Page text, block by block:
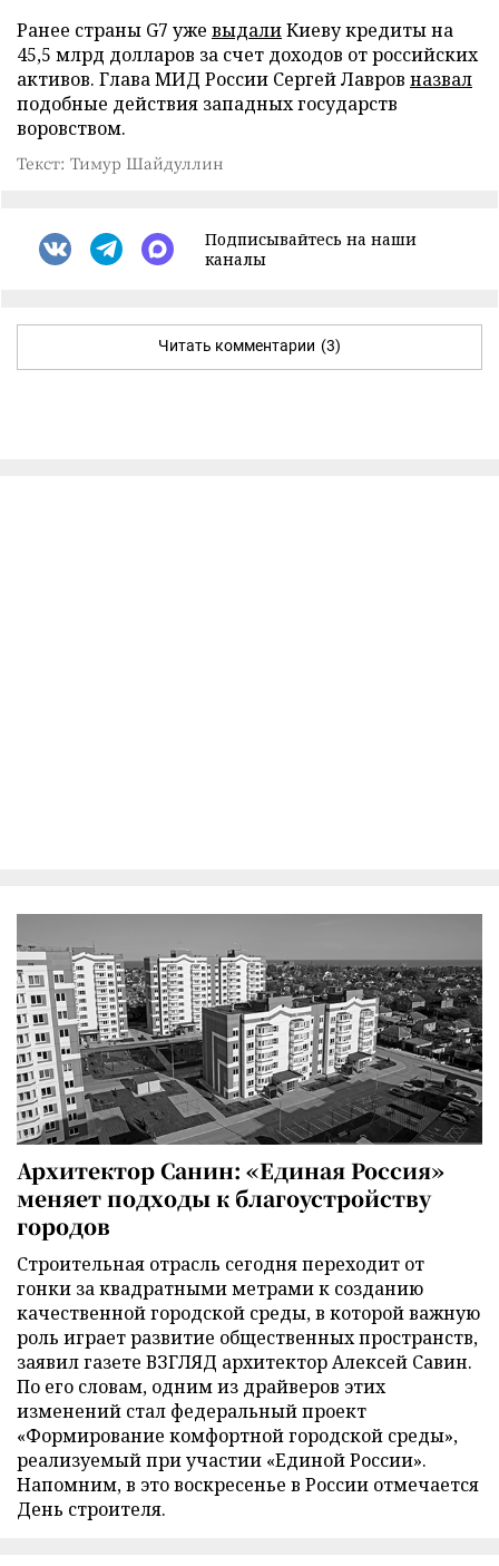
Ранее страны G7 уже выдалиКиеву кредиты на
45,5 млрд долларов за счет доходов от российских
активов. Глава МИД России Сергей Лавров назвал
подобные действия западных государств
воровством.
Текст: Тимур Шайдуллин
Подписывайтесь на наши
каналы
Читать комментарии (3)
Архитектор Санин: «Единая Россия»
меняет подходы к благоустройству
городов
Строительная отрасль сегодня переходит от
гонки за квадратными метрами к созданию
качественной городской среды, в которой важную
роль играет развитие общественных пространств,
заявил газете ВЗГЛЯД архитектор Алексей Савин.
По его словам, одним из драйверов этих
изменений стал федеральный проект
«Формирование комфортной городской среды»,
реализуемый при участии «Единой России».
Напомним, в это воскресенье в России отмечается
День строителя.